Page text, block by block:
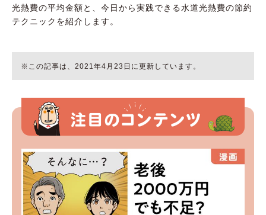
光熱費の平均金額と、今日から実践できる水道光熱費の節約
テクニックを紹介します。
※この記事は、2021年4月23日に更新しています。